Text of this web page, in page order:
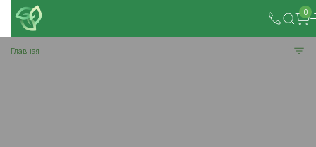
0
Главная